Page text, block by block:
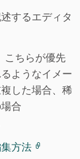
するエディタ
こちらが優先
ようなイメー
した場合、稀
合
方法